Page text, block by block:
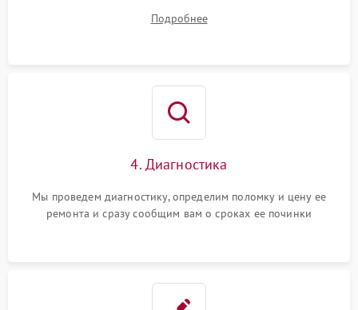
Подробнее
4. Диагностика
Мы проведем диагностику, определим поломку и цену ее
ремонта и сразу сообщим вам о сроках ее починки